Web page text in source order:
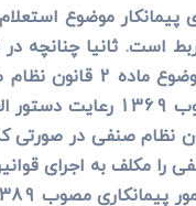
صنفی مصوب 1382 با اصلاحات و الحاقات
است. ثانیا چنانچه در
مصوب 1369 رعایت
نظام صنفی در
است و ماده 17 قانون نظام صنفی نیز افراد